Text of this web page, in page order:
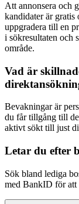
Att annonsera och
kandidater är gratis
uppgradera till en
i sökresultaten och
område.
Vad är
Bevakningar är
du får tillgång till
aktivt sökt till just
Letar du efter
Sök bland lediga
med BankID för att